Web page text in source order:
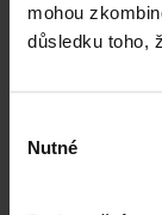
mohou
důsledku toho,
souhlasu
Nutné